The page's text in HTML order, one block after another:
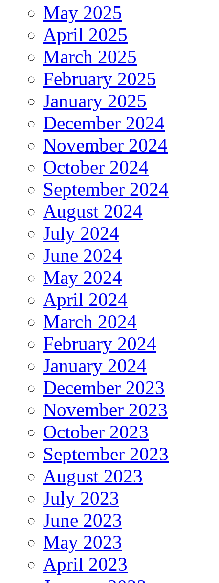
May 2025
April 2025
March 2025
February 2025
January 2025
December 2024
November 2024
October 2024
September 2024
August 2024
July 2024
June 2024
May 2024
April 2024
March 2024
February 2024
January 2024
December 2023
November 2023
October 2023
September 2023
August 2023
July 2023
June 2023
May 2023
April 2023